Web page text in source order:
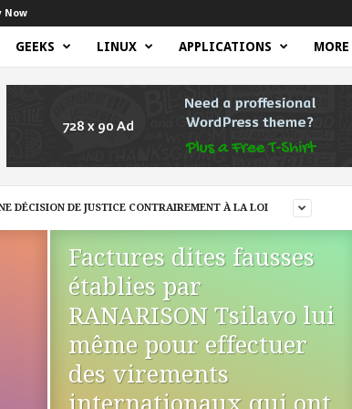
Now
GEEKS LINUX APPLICATIONS MORE
DÉCISION DE JUSTICE CONTRAIREMENT À LA LOI
Factures dites fausses
établies par
RANARISON Tsilavo lui
même pour effectuer
des virements
internationaux qui ont